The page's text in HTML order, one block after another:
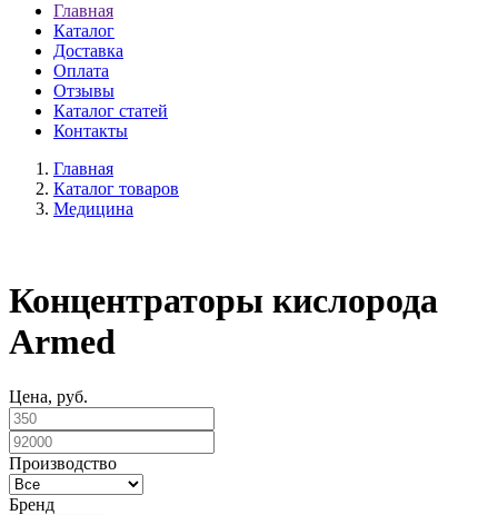
Главная
Каталог
Доставка
Оплата
Отзывы
Каталог статей
Контакты
Главная
Каталог товаров
Медицина
Концентраторы кислорода
Armed
Цена, руб.
Производство
Бренд